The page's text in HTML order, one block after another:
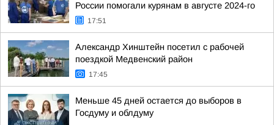
России помогали курянам в августе 2024-го
17:51
Александр Хинштейн посетил с рабочей
поездкой Медвенский район
17:45
Меньше 45 дней остается до выборов в
Госдуму и облдуму